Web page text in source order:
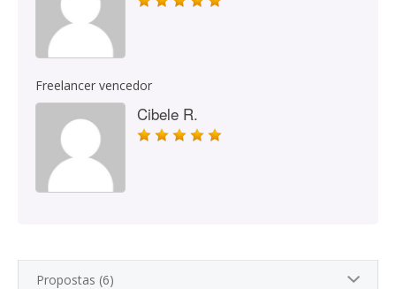
Freelancer vencedor
Cibele R.
Propostas (6)